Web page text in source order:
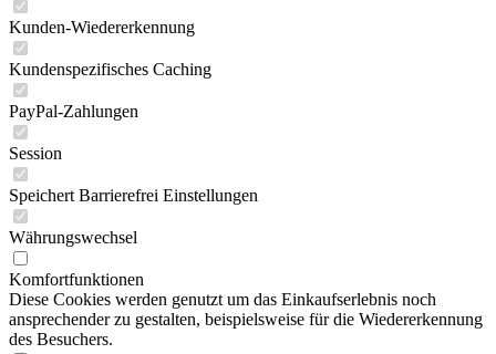
Kunden-Wiedererkennung
Kundenspezifisches Caching
PayPal-Zahlungen
Session
Speichert Barrierefrei Einstellungen
Währungswechsel
Komfortfunktionen
Diese Cookies werden genutzt um das Einkaufserlebnis noch
ansprechender zu gestalten, beispielsweise für die Wiedererkennung
des Besuchers.